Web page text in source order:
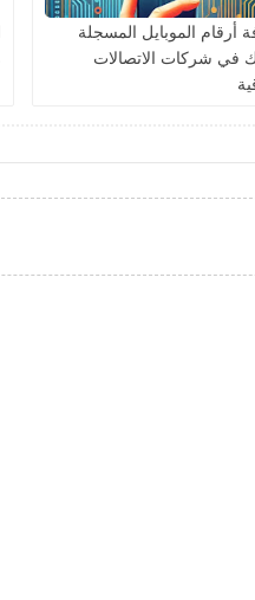
أرقام الموبايل المسجلة
في شركات الاتصالات